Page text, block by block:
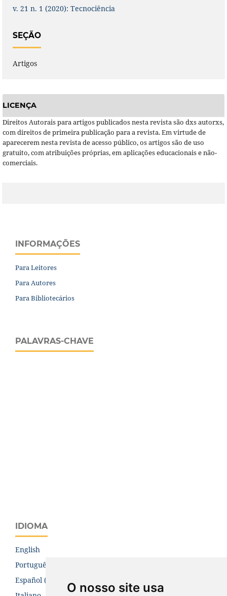
O nosso site usa
v. 21 n. 1 (2020): Tecnociência
SEÇÃO
Artigos
LICENÇA
Direitos Autorais para artigos publicados nesta revista são dxs autorxs,
com direitos de primeira publicação para a revista. Em virtude de
aparecerem nesta revista de acesso público, os artigos são de uso
gratuito, com atribuições próprias, em aplicações educacionais e não-
comerciais.
INFORMAÇÕES
Para Leitores
Para Autores
Para Bibliotecários
PALAVRAS-CHAVE
IDIOMA
English
Português (Brasil)
Español (España)